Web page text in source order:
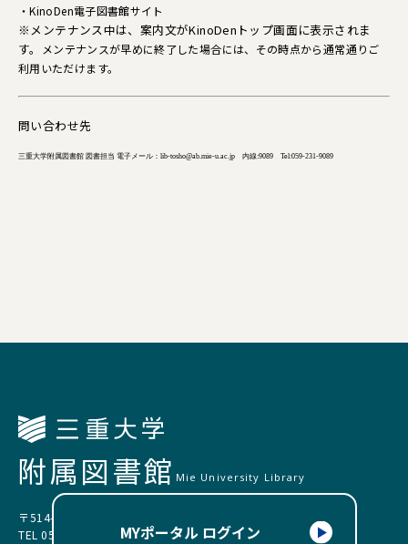
・KinoDen電子図書館サイト
※メンテナンス中は、案内文がKinoDenトップ画面に表示されま
す。
メンテナンスが早めに終了した場合には、その時点から通常通りご
利用いただけます。
問い合わせ先
三重大学附属図書館 図書担当 電子メール：lib-tosho@ab.mie-u.ac.jp 内線:9089 Tel:059-231-9089
MYポータル ログイン
附属図書館 Mie University Library
〒514-8507 三重県津市栗真町屋町1577
TEL 059-231-9089（サービス企画担当）